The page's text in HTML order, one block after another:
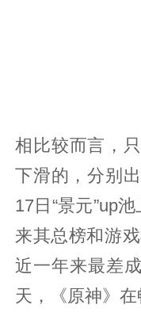
相比较而言，
下滑的，分别
17日“景元”up
来其总榜和游
近一年来最差
天，《原神》在